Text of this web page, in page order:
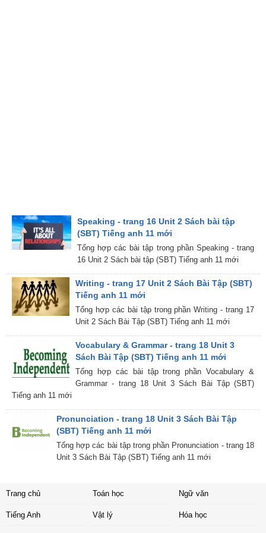
Speaking - trang 16 Unit 2 Sách bài tập
(SBT) Tiếng anh 11 mới
Tổng hợp các bài tập trong phần Speaking - trang
16 Unit 2 Sách bài tập (SBT) Tiếng anh 11 mới
Writing - trang 17 Unit 2 Sách Bài Tập (SBT)
Tiếng anh 11 mới
Tổng hợp các bài tập trong phần Writing - trang 17
Unit 2 Sách Bài Tập (SBT) Tiếng anh 11 mới
Vocabulary & Grammar - trang 18 Unit 3
Sách Bài Tập (SBT) Tiếng anh 11 mới
Tổng hợp các bài tập trong phần Vocabulary &
Grammar - trang 18 Unit 3 Sách Bài Tập (SBT)
Tiếng anh 11 mới
Pronunciation - trang 18 Unit 3 Sách Bài Tập
(SBT) Tiếng anh 11 mới
Tổng hợp các bài tập trong phần Pronunciation - trang 18
Unit 3 Sách Bài Tập (SBT) Tiếng anh 11 mới
Trang chủ Toán học Ngữ văn
Tiếng Anh Vật lý Hóa học